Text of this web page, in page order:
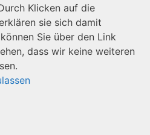
Klicken auf die
sie sich damit
Sie über den Link
dass wir keine weiteren